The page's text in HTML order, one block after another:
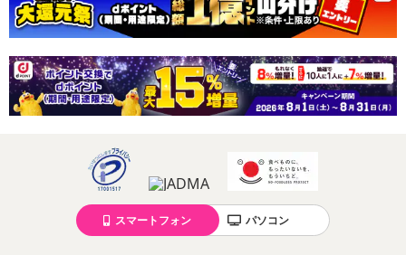
こちらの情報は2026年07月09日 時点での情報となります。
スマートフォン パソコン